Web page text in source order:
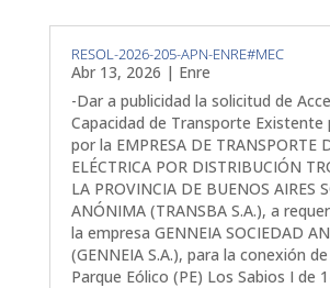
RESOL-2026-205-APN-ENRE#MEC
Abr 13, 2026 | Enre
-Dar a publicidad la solicitud de
Capacidad de Transporte Existente
por la EMPRESA DE TRANSPORTE
ELÉCTRICA POR DISTRIBUCIÓN
LA PROVINCIA DE BUENOS AIRES
ANÓNIMA (TRANSBA S.A.), a
la empresa GENNEIA SOCIEDAD
(GENNEIA S.A.), para la conexión
Parque Eólico (PE) Los Sabios I de